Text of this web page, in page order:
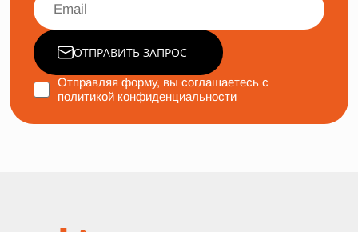
ОТПРАВИТЬ ЗАПРОС
Отправляя форму, вы соглашаетесь с
политикой конфиденциальности